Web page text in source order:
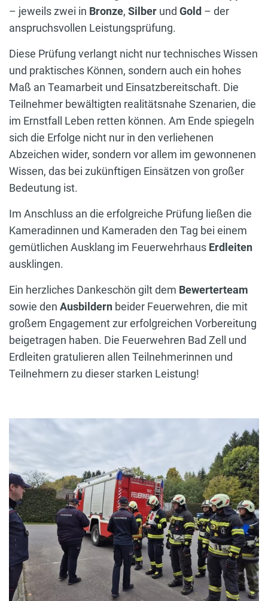
– jeweils zwei in Bronze, Silber und Gold – der
anspruchsvollen Leistungsprüfung.
Diese Prüfung verlangt nicht nur technisches Wissen
und praktisches Können, sondern auch ein hohes
Maß an Teamarbeit und Einsatzbereitschaft. Die
Teilnehmer bewältigten realitätsnahe Szenarien, die
im Ernstfall Leben retten können. Am Ende spiegeln
sich die Erfolge nicht nur in den verliehenen
Abzeichen wider, sondern vor allem im gewonnenen
Wissen, das bei zukünftigen Einsätzen von großer
Bedeutung ist.
Im Anschluss an die erfolgreiche Prüfung ließen die
Kameradinnen und Kameraden den Tag bei einem
gemütlichen Ausklang im Feuerwehrhaus Erdleiten
ausklingen.
Ein herzliches Dankeschön gilt dem Bewerterteam
sowie den Ausbildern beider Feuerwehren, die mit
großem Engagement zur erfolgreichen Vorbereitung
beigetragen haben. Die Feuerwehren Bad Zell und
Erdleiten gratulieren allen Teilnehmerinnen und
Teilnehmern zu dieser starken Leistung!